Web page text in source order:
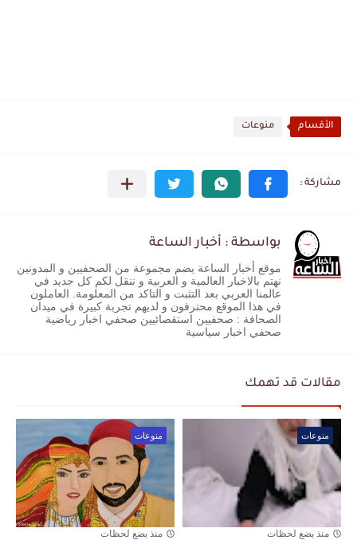
الأقسام منوعات
بواسطة : أخبار الساعة
موقع أخبار الساعة يضم مجموعة من الصحفيين و المدونين
نهتم بالاخبار العالمية و العربية و ننقل لكم كل جديد في
عالمنا العربي بعد التثبت و التاكد من المعلومة. العاملون
في هذا الموقع محترفون و لديهم تجربة كبيرة في ميدان
الصحافة : صحفيين استقصائيين صحفي اخبار رياضية
صحفي اخبار سياسية
مقالات قد تهمك
منوعات
منذ بضع لحظات
منوعات
منذ بضع لحظات